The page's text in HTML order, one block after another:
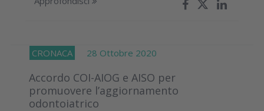
CRONACA 28 Ottobre 2020
Accordo COI-AIOG e AISO per
promuovere l’aggiornamento
odontoiatrico